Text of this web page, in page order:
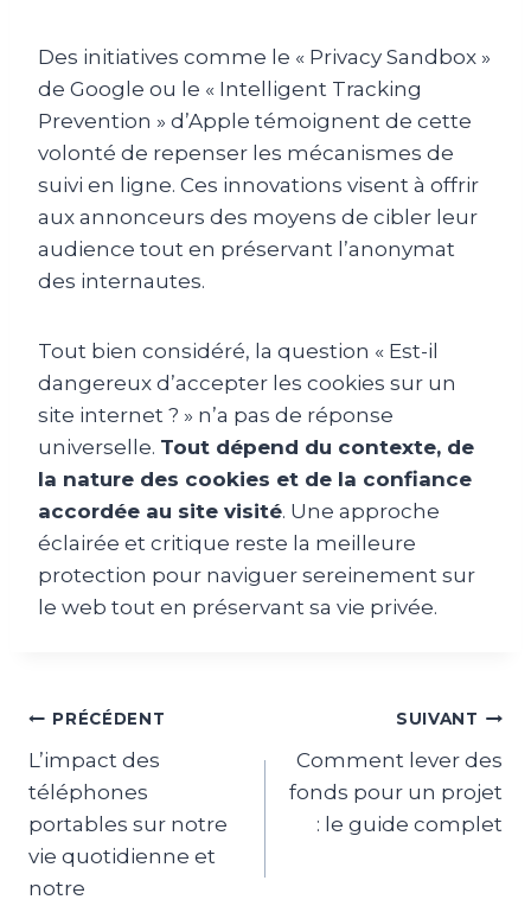
Des initiatives comme le « Privacy Sandbox »
de Google ou le « Intelligent Tracking
Prevention » d’Apple témoignent de cette
volonté de repenser les mécanismes de
suivi en ligne. Ces innovations visent à offrir
aux annonceurs des moyens de cibler leur
audience tout en préservant l’anonymat
des internautes.
Tout bien considéré, la question « Est-il
dangereux d’accepter les cookies sur un
site internet ? » n’a pas de réponse
universelle. Tout dépend du contexte, de
la nature des cookies et de la confiance
accordée au site visité. Une approche
éclairée et critique reste la meilleure
protection pour naviguer sereinement sur
le web tout en préservant sa vie privée.
Navigation
de
l’article
PRÉCÉDENT
L’impact des
téléphones
portables sur notre
vie quotidienne et
notre
SUIVANT
Comment lever des
fonds pour un projet
: le guide complet